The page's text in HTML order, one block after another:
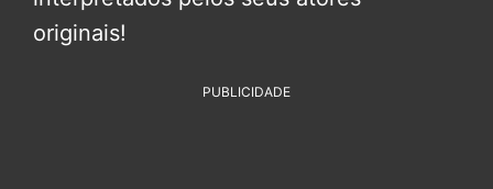
originais!
PUBLICIDADE